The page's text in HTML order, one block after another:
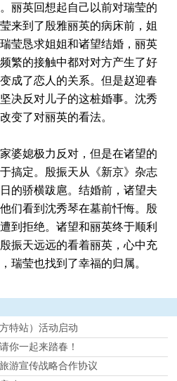
英回想起自己以前对瑞莹的
来到了殷雅丽英的病床前，姐
莹恳求姐姐和诸望结婚，丽英
繁的接触中都对对方产生了好
成了恋人的关系。但是赵迎春
决反对儿子的这桩婚事。沈秀
变了对丽英的看法。
媳极力反对，但是在诸望的
搞定。殷振天从《新京》杂志
的骄横跋扈。结婚前，诸望夫
们看到沈秀琴在墓前忏悔。殷
到拒绝。诸望和丽英终于顺利
振天远远的看着丽英，心中充
瑞莹也找到了幸福的归属。
特站）活动启动
你一起来踏春！
游宣传战略合作协议